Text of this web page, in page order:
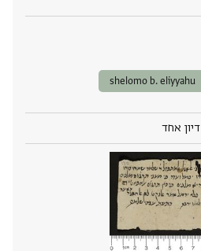
shelomo b. eliyyahu
דיון אחד